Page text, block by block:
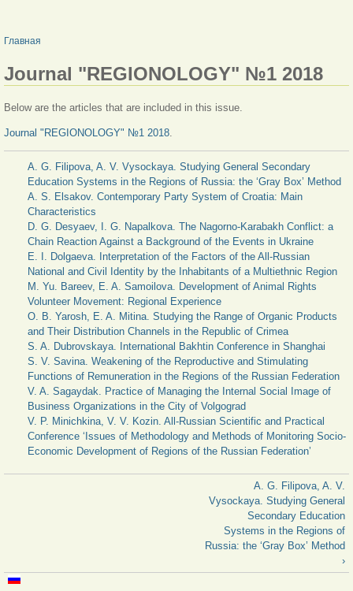
ВЫ ЗДЕСЬ
Главная
Journal "REGIONOLOGY" №1 2018
Below are the articles that are included in this issue.
Journal "REGIONOLOGY" №1 2018
A. G. Filipova, A. V. Vysockaya. Studying General Secondary
Education Systems in the Regions of Russia: the ‘Gray Box’ Method
A. S. Elsakov. Contemporary Party System of Croatia: Main
Characteristics
D. G. Desyaev, I. G. Napalkova. The Nagorno-Karabakh Conflict: a
Chain Reaction Against a Background of the Events in Ukraine
E. I. Dolgaeva. Interpretation of the Factors of the All-Russian
National and Civil Identity by the Inhabitants of a Multiethnic Region
M. Yu. Bareev, E. A. Samoilova. Development of Animal Rights
Volunteer Movement: Regional Experience
O. B. Yarosh, E. A. Mitina. Studying the Range of Organic Products
and Their Distribution Channels in the Republic of Crimea
S. A. Dubrovskaya. International Bakhtin Conference in Shanghai
S. V. Savina. Weakening of the Reproductive and Stimulating
Functions of Remuneration in the Regions of the Russian Federation
V. A. Sagaydak. Practice of Managing the Internal Social Image of
Business Organizations in the City of Volgograd
V. P. Minichkina, V. V. Kozin. All-Russian Scientific and Practical
Conference ‘Issues of Methodology and Methods of Monitoring Socio-
Economic Development of Regions of the Russian Federation’
A. G. Filipova, A. V.
Vysockaya. Studying General
Secondary Education
Systems in the Regions of
Russia: the ‘Gray Box’ Method
›